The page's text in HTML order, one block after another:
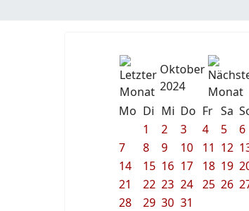
Oktober
2024
Mo Di Mi Do Fr Sa
1
2 3 4 5
6
7
8 9 10 11 12
14
15 16 17 18 19
21
22 23 24 25 26
28
29 30 31